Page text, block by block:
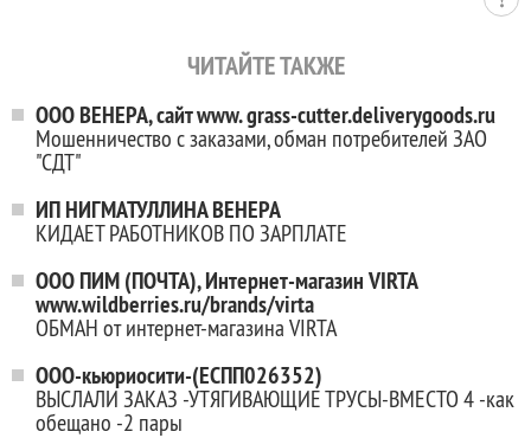
ЧИТАЙТЕ ТАКЖЕ
ООО ВЕНЕРА, сайт www. grass-cutter.deliverygoods.ru
Мошенничество с заказами, обман потребителей ЗАО
"СДТ"
ИП НИГМАТУЛЛИНА ВЕНЕРА
КИДАЕТ РАБОТНИКОВ ПО ЗАРПЛАТЕ
ООО ПИМ (ПОЧТА), Интернет-магазин VIRTA
www.wildberries.ru/brands/virta
ОБМАН от интернет-магазина VIRTA
ООО-кьюриосити-(ЕСПП026352)
ВЫСЛАЛИ ЗАКАЗ -УТЯГИВАЮЩИЕ ТРУСЫ-ВМЕСТО 4 -как
обещано -2 пары